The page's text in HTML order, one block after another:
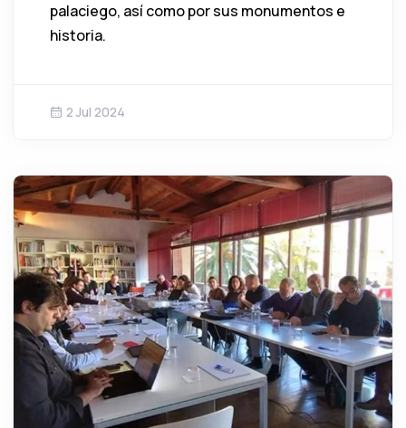
palaciego, así como por sus monumentos e
historia.
2 Jul 2024